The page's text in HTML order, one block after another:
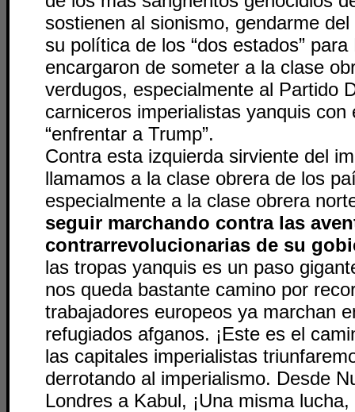
sostienen al sionismo, gendarme
su política de los “dos estados”
encargaron de someter a la clase
verdugos, especialmente al Partido
carniceros imperialistas yanquis con
“enfrentar a Trump”.
Contra esta izquierda sirviente del
llamamos a la clase obrera de los
especialmente a la clase obrera
seguir marchando contra las
contrarrevolucionarias de su
las tropas yanquis es un paso
nos queda bastante camino por
trabajadores europeos ya marchan
refugiados afganos. ¡Este es el
las capitales imperialistas
derrotando al imperialismo. Desde
Londres a Kabul, ¡Una misma